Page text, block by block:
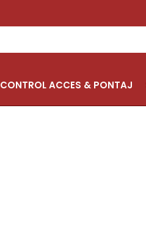
CONTROL ACCES & PONTAJ